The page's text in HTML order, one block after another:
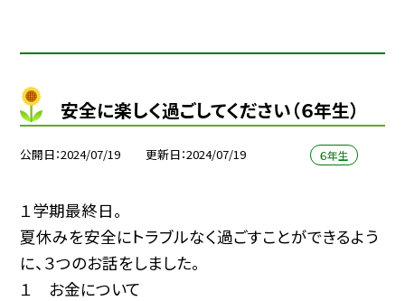
安全に楽しく過ごしてください（６年生）
公開日 2024/07/19 更新日 2024/07/19 ６年生
１学期最終日。
夏休みを安全にトラブルなく過ごすことができるよう
に、３つのお話をしました。
１ お金について